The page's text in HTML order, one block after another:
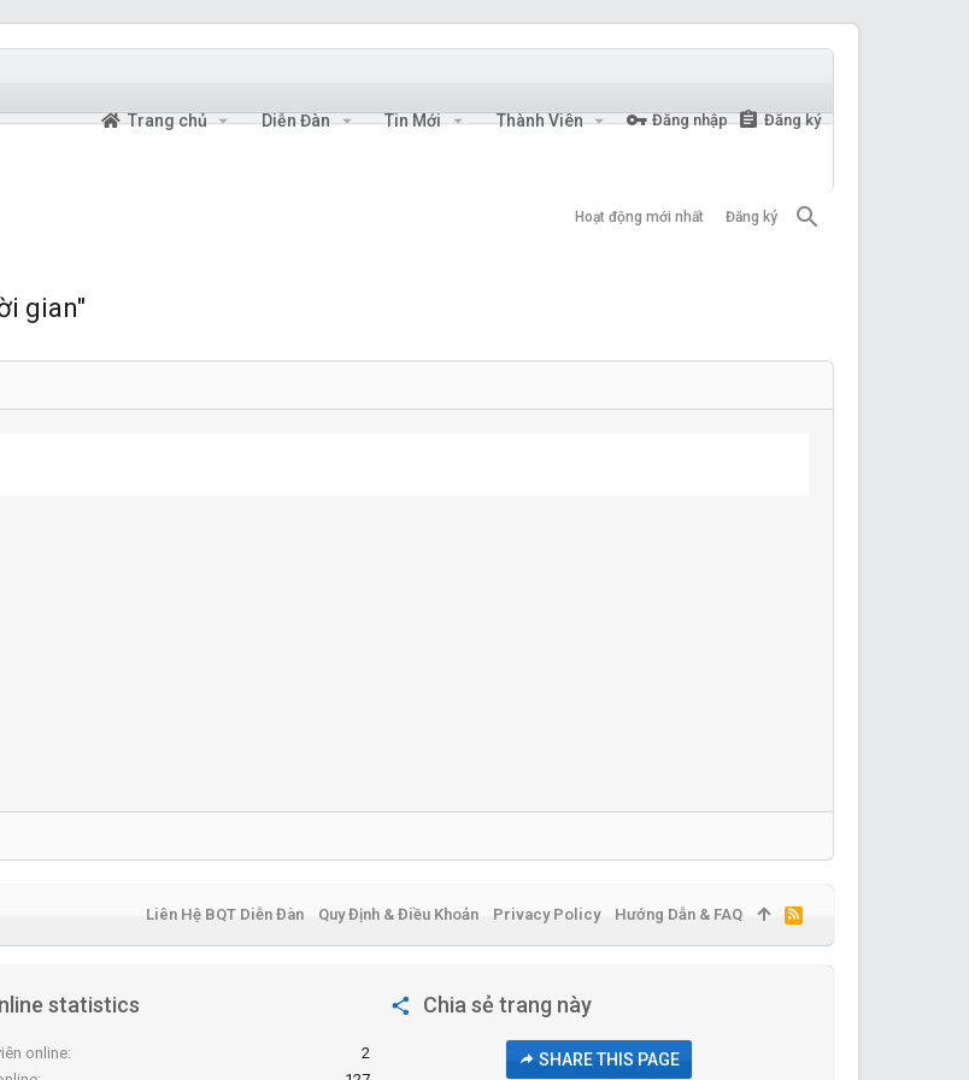
Trang chủ Diễn Đàn Tin Mới Thành Viên Đăng nhập Đăng ký
Hoạt động mới nhất Đăng ký
gian"
statistics
online
2
Chia sẻ trang này
SHARE THIS PAGE
Liên Hệ BQT Diễn Đàn Quy Định & Điều Khoản Privacy Policy Hướng Dẫn & FAQ
R
S
S